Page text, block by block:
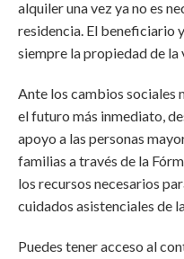
alquiler una vez ya no es
residencia. El beneficiario
siempre la propiedad de la
Ante los cambios sociales
el futuro más inmediato,
apoyo a las personas
familias a través de la
los recursos necesarios
cuidados asistenciales de
Puedes tener acceso al